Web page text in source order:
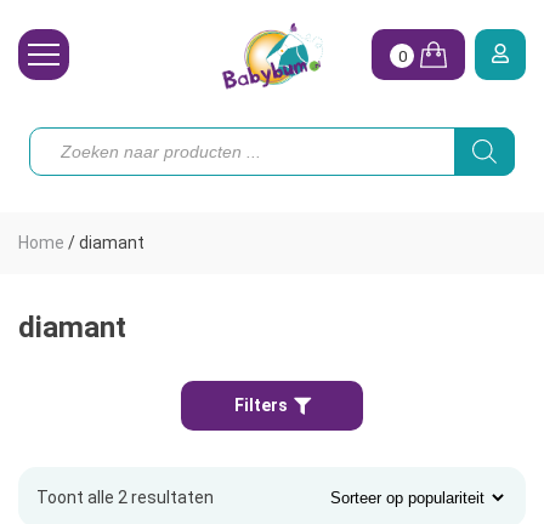
Toebehoren
Koopjes
0
Producten
zoeken
Home /diamant
diamant
Filters
Toont alle 2 resultaten